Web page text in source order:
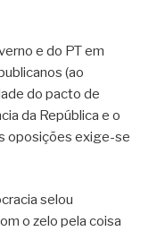
e do PT em
(ao
do pacto de
da República e o
oposições exige-se
selou
o zelo pela coisa